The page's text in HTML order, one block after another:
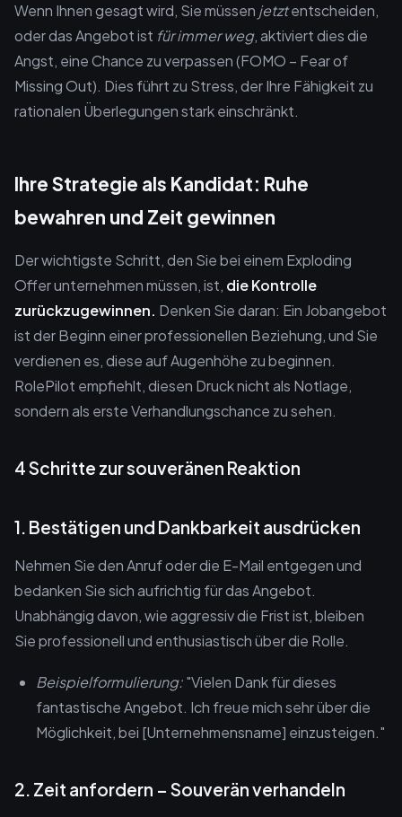
Wenn Ihnen gesagt wird, Sie müssen jetztentscheiden,
oder das Angebot ist für immer weg, aktiviert dies die
Angst, eine Chance zu verpassen (FOMO – Fear of
Missing Out). Dies führt zu Stress, der Ihre Fähigkeit zu
rationalen Überlegungen stark einschränkt.
Ihre Strategie als Kandidat: Ruhe
bewahren und Zeit gewinnen
Der wichtigste Schritt, den Sie bei einem Exploding
Offer unternehmen müssen, ist, die Kontrolle
zurückzugewinnen. Denken Sie daran: Ein Jobangebot
ist der Beginn einer professionellen Beziehung, und Sie
verdienen es, diese auf Augenhöhe zu beginnen.
RolePilot empfiehlt, diesen Druck nicht als Notlage,
sondern als erste Verhandlungschance zu sehen.
4 Schritte zur souveränen Reaktion
1. Bestätigen und Dankbarkeit ausdrücken
Nehmen Sie den Anruf oder die E-Mail entgegen und
bedanken Sie sich aufrichtig für das Angebot.
Unabhängig davon, wie aggressiv die Frist ist, bleiben
Sie professionell und enthusiastisch über die Rolle.
Beispielformulierung:"Vielen Dank für dieses
fantastische Angebot. Ich freue mich sehr über die
Möglichkeit, bei [Unternehmensname] einzusteigen."
2. Zeit anfordern – Souverän verhandeln